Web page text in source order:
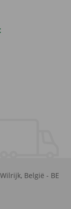
Wilrijk, België - BE